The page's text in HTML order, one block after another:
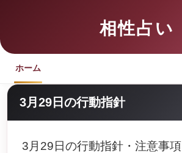
相性占い
ホーム
3月29日の行動指針
3月29日の行動指針・注意事項